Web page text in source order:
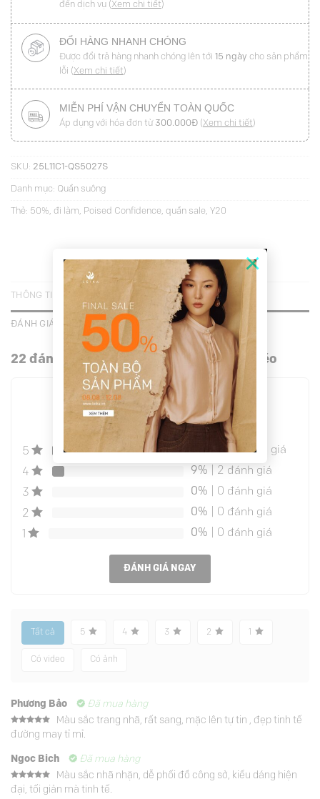
×
đến dịch vụ (Xem chi tiết)
ĐỔI HÀNG NHANH CHÓNG
Được đổi trả hàng nhanh chóng lên tới 15 ngày cho sản phẩm
lỗi (Xem chi tiết)
MIỄN PHÍ VẬN CHUYỂN TOÀN QUỐC
Áp dụng với hóa đơn từ 300.000Đ(Xem chi tiết)
SKU: 25L11C1-QS5027S
Danh mục: Quần suông
Thẻ: 50%, đi làm, Poised Confidence, quần sale, Y20
THÔNG TIN BỔ SUNG
ĐÁNH GIÁ (22)
22 đánh giá cho Quần suông ly xếp túi chéo
4.9
ĐÁNH GIÁ TRUNG BÌNH
5 90%| 20 đánh giá
4
9% | 2 đánh giá
3
0% | 0 đánh giá
2
0% | 0 đánh giá
0% | 0 đánh giá
ĐÁNH GIÁ NGAY
Tất cả 5 4 3 2
Có video Có ảnh
Phương Bảo Đã mua hàng
Được xếp
hạng 55
Màu sắc trang nhã, rất sang, mặc lên tự tin , đẹp tinh tế
đường may tỉ mỉ.
Ngoc Bich Đã mua hàng
Được xếp
hạng55
Màu sắc nhã nhặn, dễ phối đồ công sở, kiểu dáng hiện
đại, tối giản mà tinh tế.